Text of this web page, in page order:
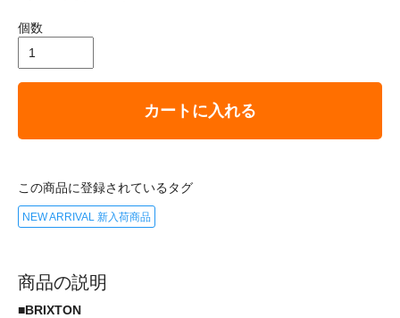
個数
カートに入れる
この商品に登録されているタグ
NEW ARRIVAL 新入荷商品
商品の説明
■BRIXTON